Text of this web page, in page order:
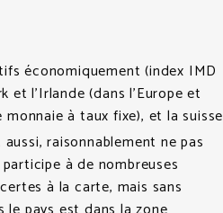
économiquement (index IMD
et l’Irlande (dans l’Europe et
à taux fixe), et la suisse
raisonnablement ne pas
à de nombreuses
à la carte, mais sans